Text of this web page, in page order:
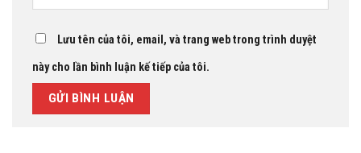
Lưu tên của tôi, email, và trang web trong trình duyệt
này cho lần bình luận kế tiếp của tôi.